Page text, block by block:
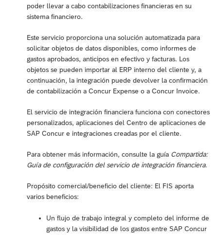
poder llevar a cabo contabilizaciones financieras en su
sistema financiero.
Este servicio proporciona una solución automatizada para
solicitar objetos de datos disponibles, como informes de
gastos aprobados, anticipos en efectivo y facturas. Los
objetos se pueden importar al ERP interno del cliente y, a
continuación, la integración puede devolver la confirmación
de contabilización a Concur Expense o a Concur Invoice.
El servicio de integración financiera funciona con conectores
personalizados, aplicaciones del Centro de aplicaciones de
SAP Concur e integraciones creadas por el cliente.
Para obtener más información, consulte la guía Compartida:
Guía de configuración del servicio de integración financiera.
Propósito comercial/beneficio del cliente: El FIS aporta
varios beneficios:
Un flujo de trabajo integral y completo del informe de
gastos y la visibilidad de los gastos entre SAP Concur